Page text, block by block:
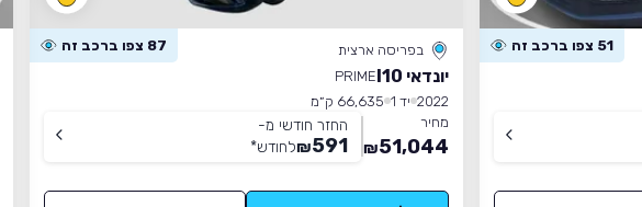
51 צפו ברכב זה בפריסה ארצית 87 צפו ברכב זה
יונדאי I10
PRIME
2022 יד 1
66,635 ק״מ
מחיר
51,044
₪
החזר חודשי מ-
591
₪לחודש*